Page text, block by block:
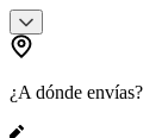
¿A dónde envías?